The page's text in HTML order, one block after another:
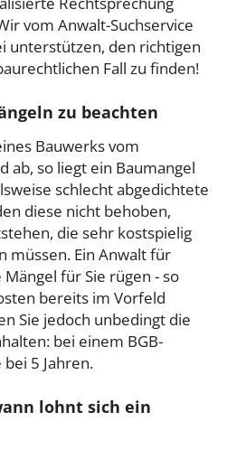
vom Anwalt-Suchservice
unterstützen, den richtigen
Fall zu finden!
zu beachten
Bauwerks vom
ab, so liegt ein Baumangel
schlecht abgedichtete
diese nicht behoben,
die sehr kostspielig
Ein Anwalt für
für Sie rügen - so
bereits im Vorfeld
Sie jedoch unbedingt die
bei einem BGB-
5 Jahren.
lohnt sich ein